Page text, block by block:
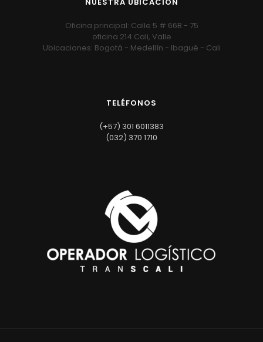
Oficina principal: Calle 5 # 66B - 75
oficina 214 Cali, Valle
Ubicaciones: Bogotá - Medellín - Ibagué - Cali
TELÉFONOS
(+57) 301 6011383
(032) 370 1710